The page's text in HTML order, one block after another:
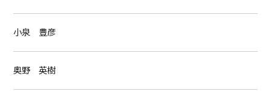
小泉 豊彦
奥野 英樹